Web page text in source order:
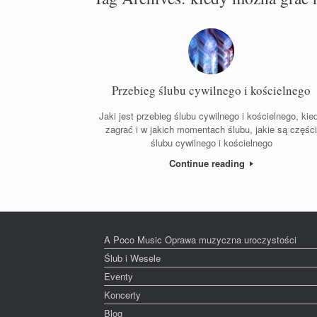
Przebieg ślubu cywilnego i kościelnego
Jaki jest przebieg ślubu cywilnego i kościelnego,
zagrać i w jakich momentach ślubu, jakie są części
ślubu cywilnego i kościelnego
Continue reading
A Poco Music Oprawa muzyczna uroczystości
Ślub i Wesele
Eventy
Koncerty
Blog